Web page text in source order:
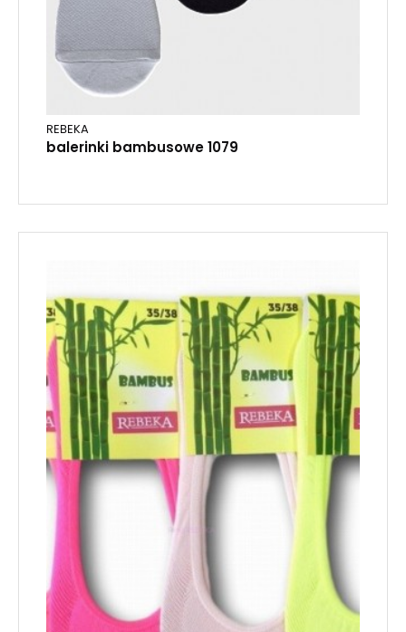
REBEKA
balerinki bambusowe 1079